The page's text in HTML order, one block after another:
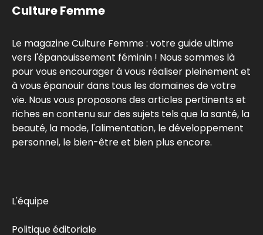
Culture Femme
Le magazine Culture Femme : votre guide ultime
vers l'épanouissement féminin ! Nous sommes là
pour vous encourager à vous réaliser pleinement et
à vous épanouir dans tous les domaines de votre
vie. Nous vous proposons des articles pertinents et
riches en contenu sur des sujets tels que la santé, la
beauté, la mode, l'alimentation, le développement
personnel, le bien-être et bien plus encore.
L'équipe
Politique éditoriale